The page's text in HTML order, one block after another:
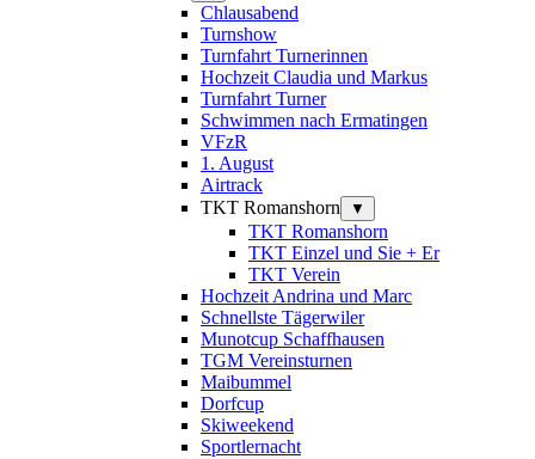
Chlausabend
Turnshow
Turnfahrt Turnerinnen
Hochzeit Claudia und Markus
Turnfahrt Turner
Schwimmen nach Ermatingen
VFzR
1. August
Airtrack
TKT Romanshorn
▼
TKT Romanshorn
TKT Einzel und Sie + Er
TKT Verein
Hochzeit Andrina und Marc
Schnellste Tägerwiler
Munotcup Schaffhausen
TGM Vereinsturnen
Maibummel
Dorfcup
Skiweekend
Sportlernacht